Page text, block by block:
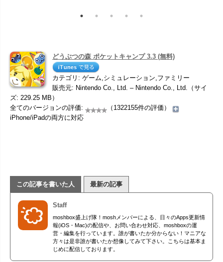
どうぶつの森 ポケットキャンプ 3.3 (無料)
カテゴリ: ゲーム,シミュレーション,ファミリー
販売元: Nintendo Co., Ltd. – Nintendo Co., Ltd.（サイ
ズ: 229.25 MB）
全てのバージョンの評価:
（1322155件の評価）
iPhone/iPadの両方に対応
この記事を書いた人 最新の記事
Staff
moshbox盛上げ隊！moshメンバーによる、日々のApps更新情
報(iOS・Mac)の配信や、お問い合わせ対応、moshboxの運
営・編集を行っています。誰が書いたか分からない！マニアな
方々は是非誰が書いたか想像してみて下さい。こちらは基本ま
じめに配信しております。